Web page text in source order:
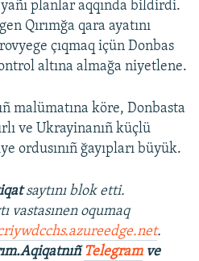
planlar aqqında bildirdi.
Qırımğa qara ayatını
çıqmaq içün Donbas
altına almağa niyetlene.
malümatına köre, Donbasta
ve Ukrayinanıñ küçlü
ordusınıñ ğayıpları büyük.
saytını blok etti.
vastasınen oqumaq
.
Telegramve